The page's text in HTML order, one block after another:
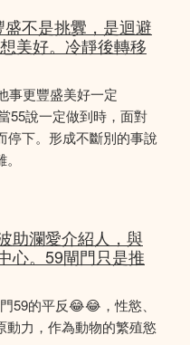
不是挑釁，是迴避
美好。冷靜後轉移
事更豐盛美好一定
55說一定做到時，面對
停下。形成不斷別的事說
助瀾愛介紹人，與
心。59閘門只是推
59的平反😂😂，性慾、
動力，作為動物的繁殖慾